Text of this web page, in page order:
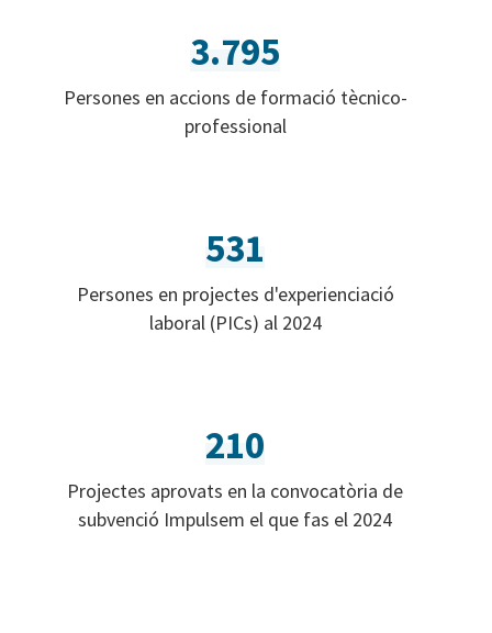
3.795
Persones en accions de formació tècnico-
professional
531
Persones en projectes d'experienciació
laboral (PICs) al 2024
210
Projectes aprovats en la convocatòria de
subvenció Impulsem el que fas el 2024